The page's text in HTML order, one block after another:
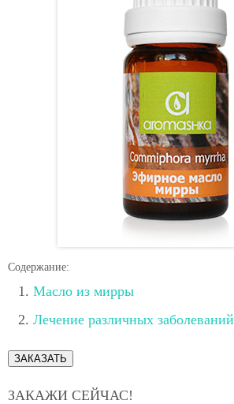
Содержание:
Масло из мирры
Лечение различных заболеваний
ЗАКАЗАТЬ
ЗАКАЖИ СЕЙЧАС!